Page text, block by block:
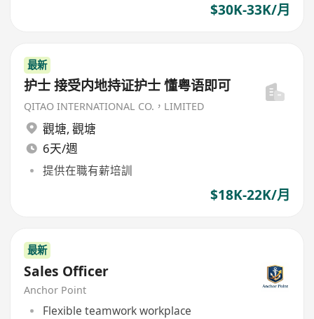
$30K-33K/月
最新
护士 接受内地持证护士 懂粤语即可
QITAO INTERNATIONAL CO.，LIMITED
觀塘, 觀塘
6天/週
提供在職有薪培訓
$18K-22K/月
最新
Sales Officer
Anchor Point
Flexible teamwork workplace